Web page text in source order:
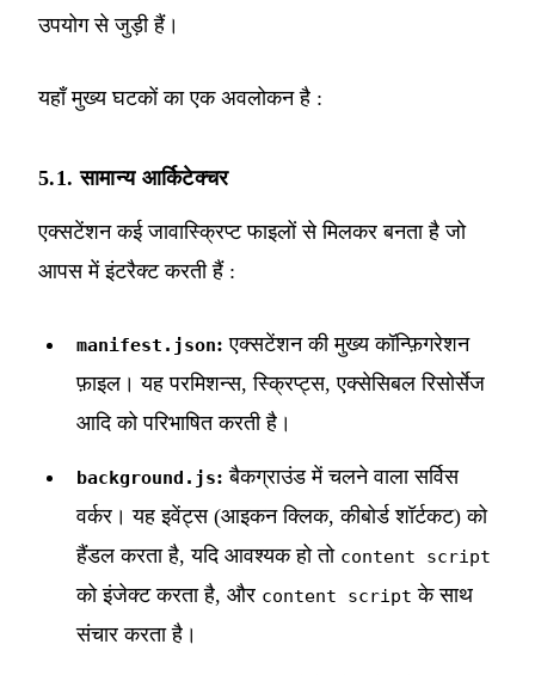
उपयोग से जुड़ी हैं।
यहाँ मुख्य घटकों का एक अवलोकन है :
5.1. सामान्य आर्किटेक्चर
एक्सटेंशन कई जावास्क्रिप्ट फाइलों से मिलकर बनता है जो
आपस में इंटरैक्ट करती हैं :
manifest.json: एक्सटेंशन की मुख्य कॉन्फ़िगरेशन
फ़ाइल। यह परमिशन्स, स्क्रिप्ट्स, एक्सेसिबल रिसोर्सेज
आदि को परिभाषित करती है।
background.js: बैकग्राउंड में चलने वाला सर्विस
वर्कर। यह इवेंट्स (आइकन क्लिक, कीबोर्ड शॉर्टकट) को
हैंडल करता है, यदि आवश्यक हो तो content script
को इंजेक्ट करता है, और content script के साथ
संचार करता है।